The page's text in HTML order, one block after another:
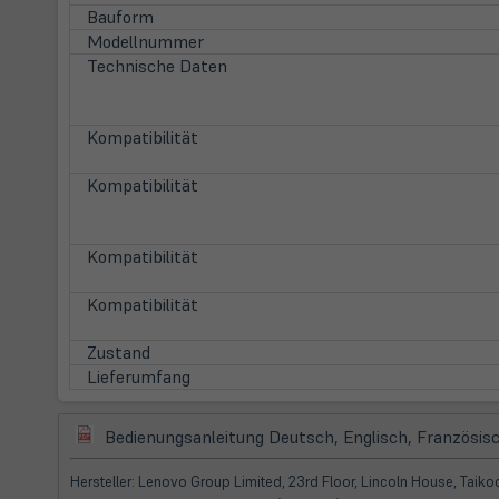
Bauform
Modellnummer
Technische Daten
Kompatibilität
Kompatibilität
Kompatibilität
Kompatibilität
Zustand
Lieferumfang
(öffnet
in
neuem
Bedienungsanleitung Deutsch, Englisch,
Hersteller: Lenovo Group Limited, 23rd Floor, Lincoln House,